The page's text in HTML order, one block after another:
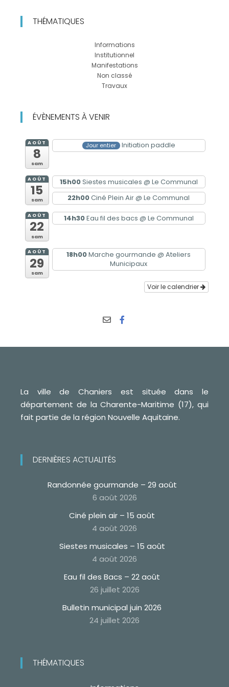
THÉMATIQUES
Informations
Institutionnel
Manifestations
Non classé
Travaux
ÉVÈNEMENTS À VENIR
AOÛT
8
sam
Jour entier Initiation paddle
AOÛT
15
sam
15h00Siestes musicales @ Le Communal
22h00Ciné Plein Air @ Le Communal
AOÛT
22
sam
14h30Eau fil des bacs @ Le Communal
AOÛT
29
sam
18h00Marche gourmande @ Ateliers
Municipaux
Voir le calendrier
La ville de Chaniers est située dans le
département de la Charente-Maritime (17), qui
fait partie de la région Nouvelle Aquitaine.
DERNIÈRES ACTUALITÉS
Randonnée gourmande – 29 août
6 août 2026
Ciné plein air – 15 août
4 août 2026
Siestes musicales – 15 août
4 août 2026
Eau fil des Bacs – 22 août
26 juillet 2026
Bulletin municipal juin 2026
24 juillet 2026
THÉMATIQUES